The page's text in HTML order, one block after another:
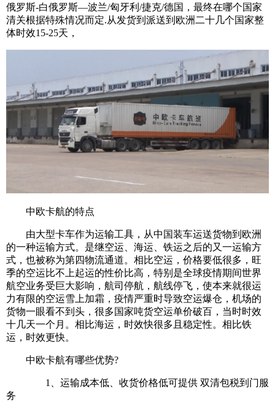
俄罗斯-白俄罗斯—波兰/匈牙利/捷克/德国，最终在哪个国家
清关根据特殊情况而定.从发货到派送到欧洲二十几个国家整
体时效15-25天，
中欧卡航的特点
由大型卡车作为运输工具，从中国装车运送货物到欧洲
的一种运输方式。是继空运、海运、铁运之后的又一运输方
式，也被称为第四物流通道。相比空运，价格要低很多，旺
季的空运比不上起运的性价比高，特别是全球疫情期间世界
航空业务受巨大影响，航司停航，航线停飞，使本来就很运
力有限的空运雪上加霜，疫情严重时导致空运爆仓，机场的
货物一眼看不到头，很多国家吨货空运单价破百，当时时效
十几天一个月。相比海运，时效快很多且稳定性。相比铁
运，时效更快。
中欧卡航有哪些优势?
1、运输成本低、收货价格低可提供 双清包税到门服
务